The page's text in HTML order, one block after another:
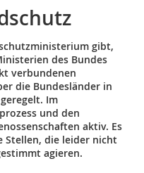
gibt,
des Bundes
verbundenen
die Bundesländer in
Im
und den
aktiv. Es
Stellen, die leider nicht
agieren.